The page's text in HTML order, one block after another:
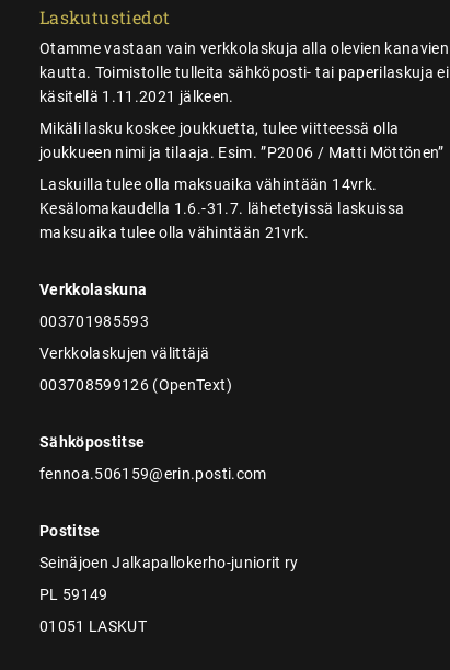
Laskutustiedot
Otamme vastaan vain verkkolaskuja alla olevien kanavien
kautta. Toimistolle tulleita sähköposti- tai paperilaskuja ei
käsitellä 1.11.2021 jälkeen.
Mikäli lasku koskee joukkuetta, tulee viitteessä olla
joukkueen nimi ja tilaaja. Esim. ”P2006 / Matti Möttönen”
Laskuilla tulee olla maksuaika vähintään 14vrk.
Kesälomakaudella 1.6.-31.7. lähetetyissä laskuissa
maksuaika tulee olla vähintään 21vrk.
Verkkolaskuna
003701985593
Verkkolaskujen välittäjä
003708599126 (OpenText)
Sähköpostitse
fennoa.506159@erin.posti.com
Postitse
Seinäjoen Jalkapallokerho-juniorit ry
PL 59149
01051 LASKUT